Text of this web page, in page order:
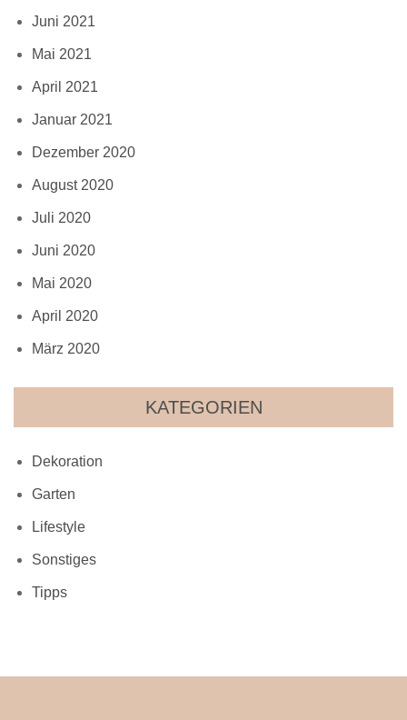
Juni 2021
Mai 2021
April 2021
Januar 2021
Dezember 2020
August 2020
Juli 2020
Juni 2020
Mai 2020
April 2020
März 2020
KATEGORIEN
Dekoration
Garten
Lifestyle
Sonstiges
Tipps